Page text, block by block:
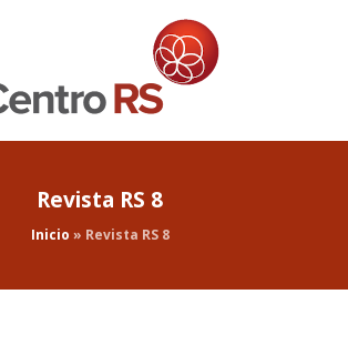
Revista RS 8
Inicio » Revista RS 8